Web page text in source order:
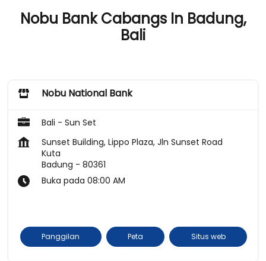
Nobu Bank Cabangs In Badung,
Bali
Nobu National Bank
Bali - Sun Set
Sunset Building, Lippo Plaza, Jln Sunset Road
Kuta
Badung - 80361
Buka pada 08:00 AM
Panggilan Peta Situs web